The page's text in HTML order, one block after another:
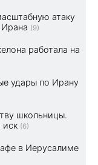
атаку
Ирана (9)
работала на
удары по Ирану
школьницы.
иск (6)
в Иерусалиме